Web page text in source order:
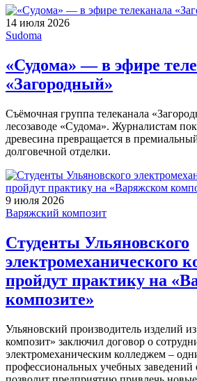
14 июля 2026
Sudoma
«Судома» — в эфире
«Загородный»
Съёмочная группа телеканала
лесозаводе «Судома». Журналистам
древесина превращается в
долговечной отделки.
9 июля 2026
Варяжский композит
Студенты Ульяновского
электромеханического
пройдут практику на
композите»
Ульяновский производитель изделий
композит» заключил договор о
электромеханическим колледжем –
профессиональных учебных заведений